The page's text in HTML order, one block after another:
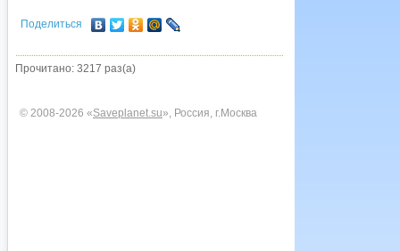
Поделиться
Прочитано: 3217 раз(а)
© 2008-2026 «Saveplanet.su», Россия, г.Москва